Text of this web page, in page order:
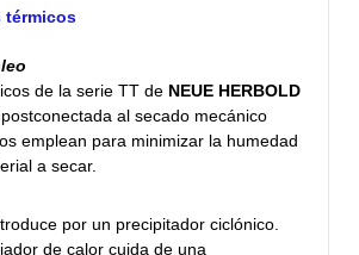
de la serie TT de NEUE HERBOLD
al secado mecánico
emplean para minimizar la humedad
a secar.
por un precipitador ciclónico.
de calor cuida de una